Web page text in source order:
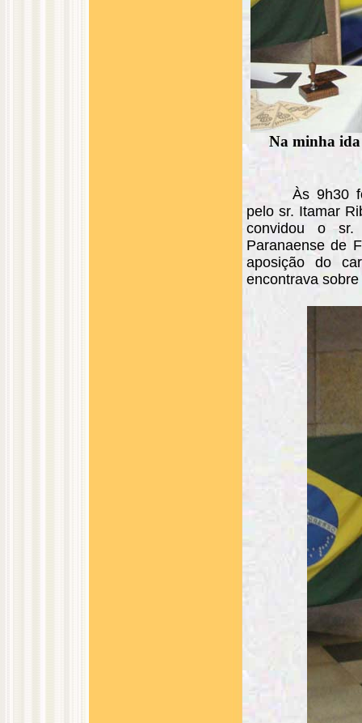
Na minha
Às 9h30
pelo sr. Itamar
convidou o sr.
Paranaense de
aposição do
encontrava